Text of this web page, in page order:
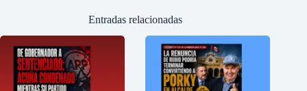
Entradas relacionadas